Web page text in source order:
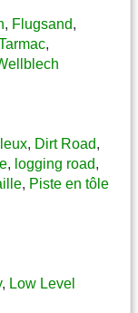
, Flugsand,
,
, Dirt Road,
, logging road,
, Piste en tôle
, Low Level